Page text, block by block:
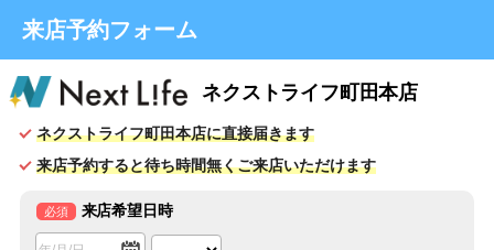
来店予約フォーム
ネクストライフ町田本店
ネクストライフ町田本店に直接届きます
来店予約すると待ち時間無くご来店いただけます
必須 来店希望日時